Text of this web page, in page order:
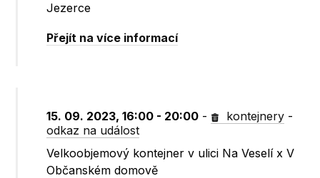
Jezerce
Přejít na více informací
15. 09. 2023, 16:00 - 20:00 - kontejnery -
odkaz na událost
Velkoobjemový kontejner v ulici Na Veselí x V
Občanském domově